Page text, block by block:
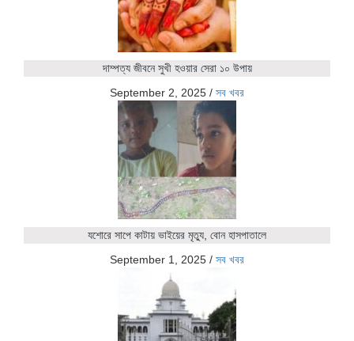
দাম্পত্য জীবনে সুখী হওয়ার সেরা ১০ উপায়
September 2, 2025 / সব খবর
যশোরে সাপে কাটায় ভাইয়ের মৃত্যু, বোন হাসপাতালে
September 1, 2025 / সব খবর